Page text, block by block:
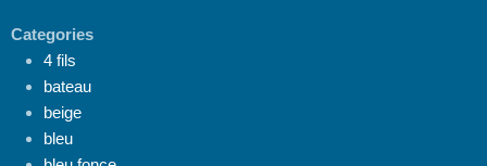
Categories
4 fils
bateau
beige
bleu